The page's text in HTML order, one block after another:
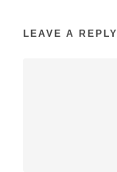
LEAVE A REPLY